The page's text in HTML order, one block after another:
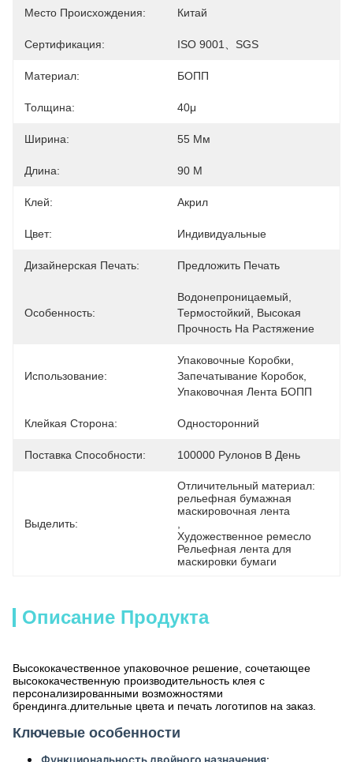
Место Происхождения: Китай
Сертификация: ISO 9001、SGS
Материал: БОПП
Толщина: 40μ
Ширина: 55 Мм
Длина: 90 М
Клей: Акрил
Цвет: Индивидуальные
Дизайнерская Печать: Предложить Печать
Особенность:
Водонепроницаемый,
Термостойкий, Высокая
Прочность На Растяжение
Использование:
Упаковочные Коробки,
Запечатывание Коробок,
Упаковочная Лента БОПП
Клейкая Сторона: Односторонний
Поставка Способности: 100000 Рулонов В День
Выделить:
Отличительный материал:
рельефная бумажная
маскировочная лента
Художественное ремесло
Рельефная лента для
маскировки бумаги
Описание Продукта
Высококачественное упаковочное решение, сочетающее
высококачественную производительность клея с
персонализированными возможностями
брендинга.длительные цвета и печать логотипов на заказ.
Ключевые особенности
Функциональность двойного назначения: